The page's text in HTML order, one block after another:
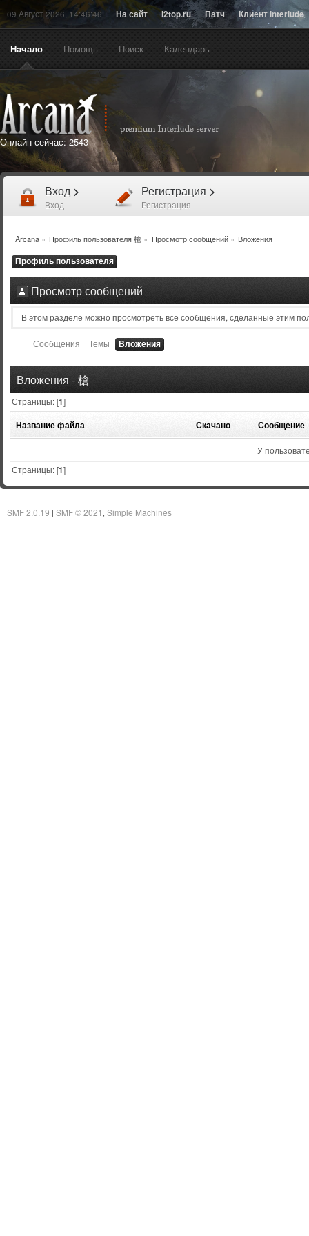
09 Август 2026, 14:46:46 На сайт l2top.ru Патч Клиент Interlude
Начало Помощь Поиск Календарь
Онлайн сейчас: 2543
Вход >
Вход
Регистрация >
Регистрация
Arcana» Профиль пользователя 槍 » Просмотр сообщений» Вложения
Профиль пользователя
Просмотр сообщений
В этом разделе можно просмотреть все сообщения, сделанные этим
Сообщения Темы Вложения
Вложения - 槍
Страницы: [1]
Название файла Скачано Сообщение
У
Страницы: [1]
SMF 2.0.19 | SMF © 2021 Simple Machines